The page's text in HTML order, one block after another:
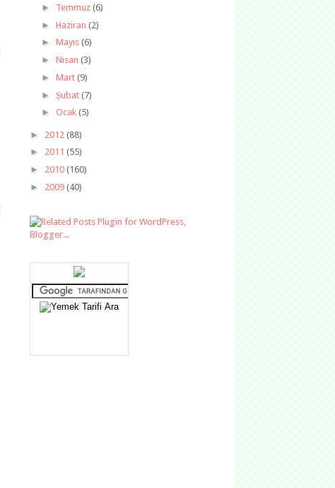
► Temmuz (6)
► Haziran (2)
► Mayıs (6)
► Nisan (3)
► Mart (9)
► Şubat (7)
► Ocak (5)
► 2012 (88)
► 2011 (55)
► 2010 (160)
► 2009 (40)